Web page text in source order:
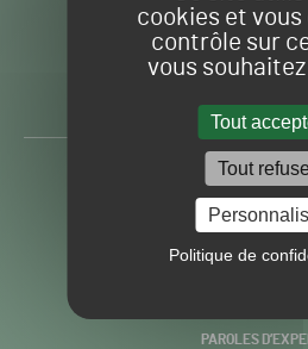
cookies et vous
contrôle sur
vous
Tout
Tout
Politique de
Sport
H24
-
Toute l’info
PRATIQUES
PAROLES